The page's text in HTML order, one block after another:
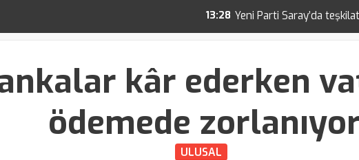
Yeni Parti Saray’da teşkilatını kurdu! İşte
kâr ederken
ödemede
ULUSAL